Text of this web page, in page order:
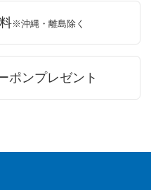
※沖縄・離島除く
ポンプレゼント